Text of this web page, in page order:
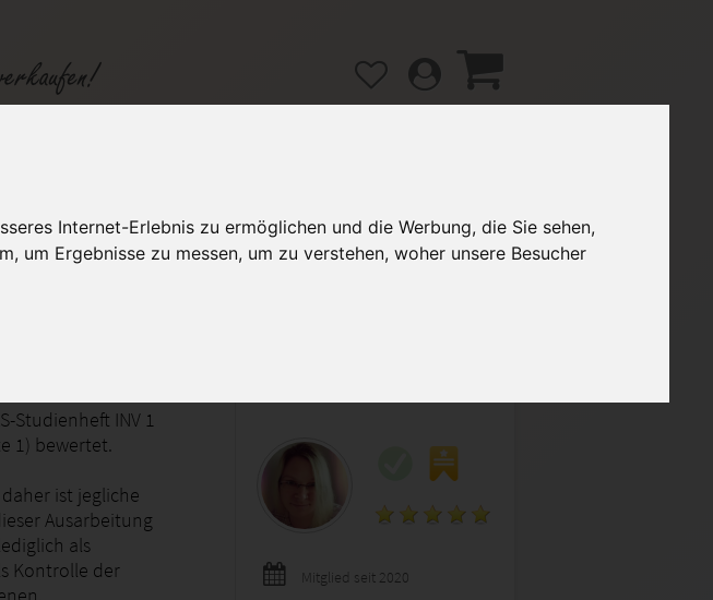
Internet-Erlebnis zu ermöglichen und die Werbung, die Sie sehen,
um Ergebnisse zu messen, um zu verstehen, woher unsere Besucher
Studiengänge / Lehrgänge Hilfe / FAQ
Studienheft INV 1
1) bewertet.
ist jegliche
Ausarbeitung
als
Kontrolle der
Mitglied seit 2020